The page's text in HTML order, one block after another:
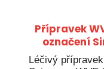
Přípravek
označení
Léčivý